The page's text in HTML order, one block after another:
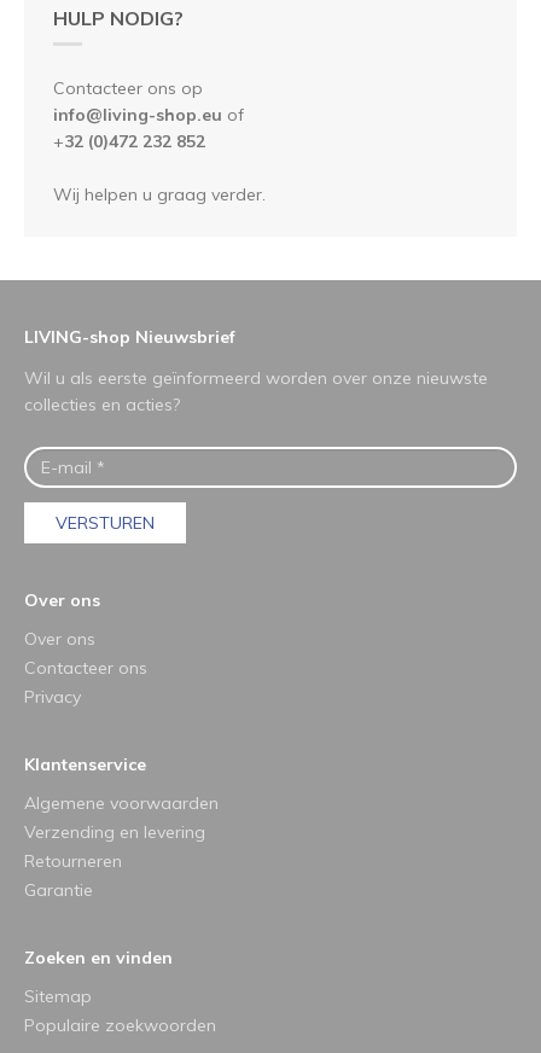
HULP NODIG?
Contacteer ons op
info@living-shop.eu of
+32 (0)472 232 852
Wij helpen u graag verder.
LIVING-shop Nieuwsbrief
Wil u als eerste geïnformeerd worden over onze nieuwste
collecties en acties?
VERSTUREN
Over ons
Over ons
Contacteer ons
Privacy
Klantenservice
Algemene voorwaarden
Verzending en levering
Retourneren
Garantie
Zoeken en vinden
Sitemap
Populaire zoekwoorden